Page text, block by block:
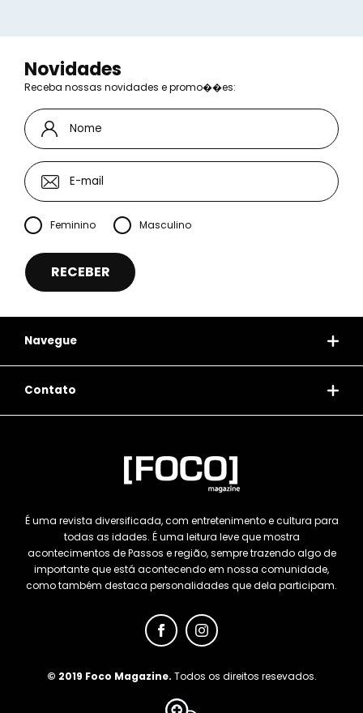
Novidades
Receba nossas novidades e promo��es:
Feminino Masculino
Navegue
Contato
É uma revista diversificada, com entretenimento e cultura para
todas as idades. É uma leitura leve que mostra
acontecimentos de Passos e região, sempre trazendo algo de
importante que está acontecendo em nossa comunidade,
como também destaca personalidades que dela participam.
© 2019 Foco Magazine. Todos os direitos resevados.